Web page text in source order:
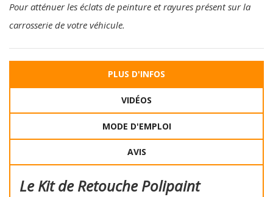
Pour atténuer les éclats de peinture et rayures présent sur la
carrosserie de votre véhicule.
PLUS D'INFOS
VIDÉOS
MODE D'EMPLOI
AVIS
Le Kit de Retouche Polipaint